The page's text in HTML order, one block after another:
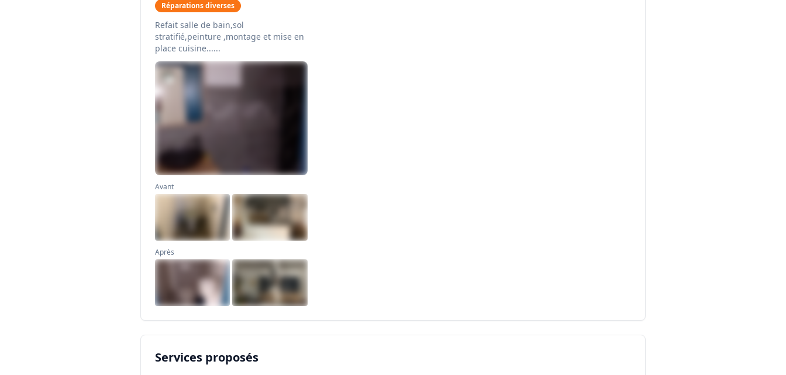
Réparations diverses
Refait salle de bain,sol
stratifié,peinture ,montage et mise en
place cuisine......
Avant
Après
Services proposés